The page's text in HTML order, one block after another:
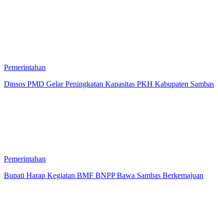
Pemerintahan
Dinsos PMD Gelar Peningkatan Kapasitas PKH Kabupaten Sambas
Pemerintahan
Bupati Harap Kegiatan BMF BNPP Bawa Sambas Berkemajuan